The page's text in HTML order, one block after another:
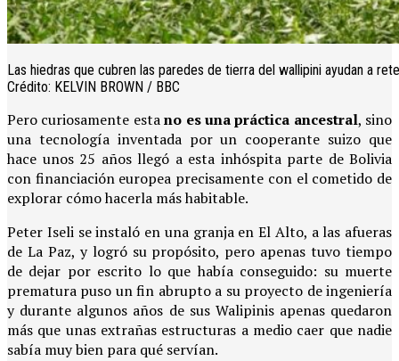
Las hiedras que cubren las paredes de tierra del wallipini ayudan a
Crédito: KELVIN BROWN / BBC
Pero curiosamente estano es una práctica ancestral, sino
una tecnología inventada por un cooperante suizo que
hace unos 25 años llegó a esta inhóspita parte de Bolivia
con financiación europea precisamente con el cometido de
explorar cómo hacerla más habitable.
Peter Iseli se instaló en una granja en El Alto, a las afueras
de La Paz, y logró su propósito, pero apenas tuvo tiempo
de dejar por escrito lo que había conseguido: su muerte
prematura puso un fin abrupto a su proyecto de ingeniería
y durante algunos años de sus Walipinis apenas quedaron
más que unas extrañas estructuras a medio caer que nadie
sabía muy bien para qué servían.